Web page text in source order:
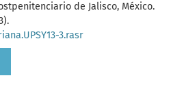
de Jalisco, México.
3.rasr